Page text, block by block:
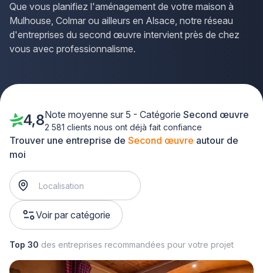
Que vous planifiez l'aménagement de votre maison à
Mulhouse, Colmar ou ailleurs en Alsace, notre réseau
d'entreprises du second œuvre intervient près de chez
vous avec professionnalisme.
Trouver une entreprise de Second œuvre autour de
moi
Voir par catégorie
4,8Note moyenne sur 5 - Catégorie Second œuvre
2 581 clients nous ont déjà fait confiance
Top 30 des entreprises recommandées pour votre projet